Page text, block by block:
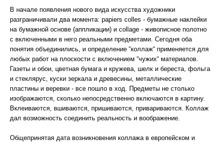
В начале появления нового вида искусства художники
разграничивали два момента: papiers colles - бумажные наклейки
на бумажной основе (аппликации) и collage - живописное полотно
с включенными в него реальными предметами. Сегодня оба
понятия объединились, и определение “коллаж“ применяется для
любых работ на плоскости с включением “чужих“ материалов.
Газеты и обои, цветная бумага и кружева, шелк и береста, фольга
и стеклярус, куски зеркала и древесины, металлические
пластины и веревки - все пошло в ход. Предметы не столько
изображаются, сколько непосредственно включаются в картину.
Вклеиваются, вшиваются, пришиваются, привариваются. Коллаж
дал возможность соединить реальность и воображение.
Общепринятая дата возникновения коллажа в европейском и